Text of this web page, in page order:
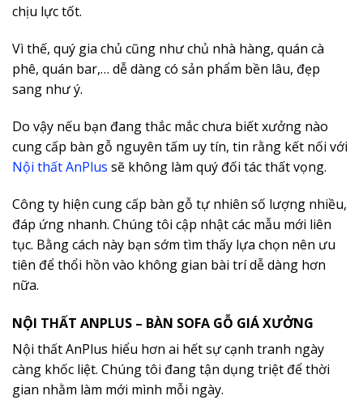
chịu lực tốt.
Vì thế, quý gia chủ cũng như chủ nhà hàng, quán cà
phê, quán bar,… dễ dàng có sản phẩm bền lâu, đẹp
sang như ý.
Do vậy nếu bạn đang thắc mắc chưa biết xưởng nào
cung cấp bàn gỗ nguyên tấm uy tín, tin rằng kết nối với
Nội thất AnPlus sẽ không làm quý đối tác thất vọng.
Công ty hiện cung cấp bàn gỗ tự nhiên số lượng nhiều,
đáp ứng nhanh. Chúng tôi cập nhật các mẫu mới liên
tục. Bằng cách này bạn sớm tìm thấy lựa chọn nên ưu
tiên để thổi hồn vào không gian bài trí dễ dàng hơn
nữa.
NỘI THẤT ANPLUS – BÀN SOFA GỖ GIÁ XƯỞNG
Nội thất AnPlus hiểu hơn ai hết sự cạnh tranh ngày
càng khốc liệt. Chúng tôi đang tận dụng triệt để thời
gian nhằm làm mới mình mỗi ngày.